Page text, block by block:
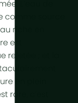
L’
comme source
riche en
est
rejetée ; et la
en plein
rare, c’est